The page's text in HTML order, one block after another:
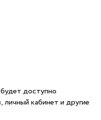
доступно
личный кабинет и другие